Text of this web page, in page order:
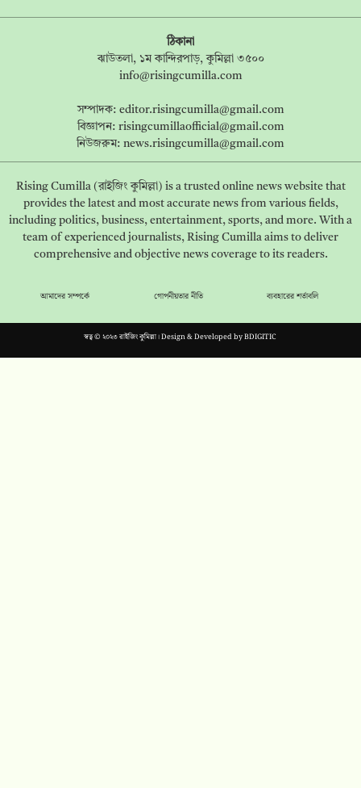
ঠিকানা
ঝাউতলা, ১ম কান্দিরপাড়, কুমিল্লা ৩৫০০
info@risingcumilla.com
সম্পাদক: editor.risingcumilla@gmail.com
বিজ্ঞাপন: risingcumillaofficial@gmail.com
নিউজরুম: news.risingcumilla@gmail.com
Rising Cumilla (রাইজিং কুমিল্লা) is a trusted online news website that
provides the latest and most accurate news from various fields,
including politics, business, entertainment, sports, and more. With a
team of experienced journalists, Rising Cumilla aims to deliver
comprehensive and objective news coverage to its readers.
আমাদের সম্পর্কে গোপনীয়তার নীতি ব্যবহারের শর্তাবলি
স্বত্ব © ২০২৩ রাইজিং কুমিল্লা। Design & Developed byBDIGITIC